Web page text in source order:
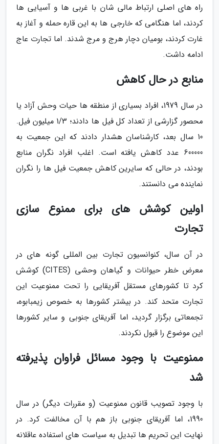
راه های اصلی ارتباط مالی شان با غربی ها و آسیایی ها
کردند، اما هنگامی که خارجی ها به این قاره حمله و آغاز به
غارت کردند، بومیان دچار هرج و مرج شدند. اما تجارت عاج
ادامه داشت.
منابع در حال کاهش
در سال 1979، افراد بسیاری از منطقه ها حیات وحش آزاد یا
محصور گزارشی از تعداد کل فیل ها دادند؛ 1/3 میلیون فیل.
10 سال بعد، کارشناسان هشدار دادند که این جمعیت به
600000 عدد کاهش یافته است. اغلب افراد نگران منابع
بودند، در حالی که سایرین کاهش جمعیت فیل ها را نگران
نماینده می دانستند.
اولین کوشش های برای ممنوع سازی
تجارت
در آن سال، کنوانسیون تجارت بین المللی گونه های در
معرض خطر حیوانات و گیاهان وحشی (CITES) کوشش
کرد تا کشورهای مستقل آفریقایی را تحت ممنوعیت این
تجارت متحد کند. در بیشتر کشورها به خصوص زیمبابوه،
تجمعاتی برگزار گردید، اما آفریقای جنوبی و سایر کشورها
این موضوع را قبول نکردند.
ممنوعیت با وجود مسائل فراوان پذیرفته
شد
با وجود تصویب قانون ممنوعیت (و مقررات دیگر) در سال
1990، اما آفریقای جنوبی باز هم با آن مخالفت کرد. در
نهایت این تحریم ها تبدیل به سیاست های استفاده عاقلانه